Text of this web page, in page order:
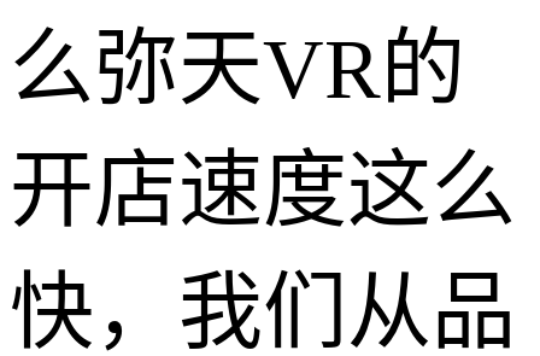
么弥天VR的
开店速度这么
快，我们从品